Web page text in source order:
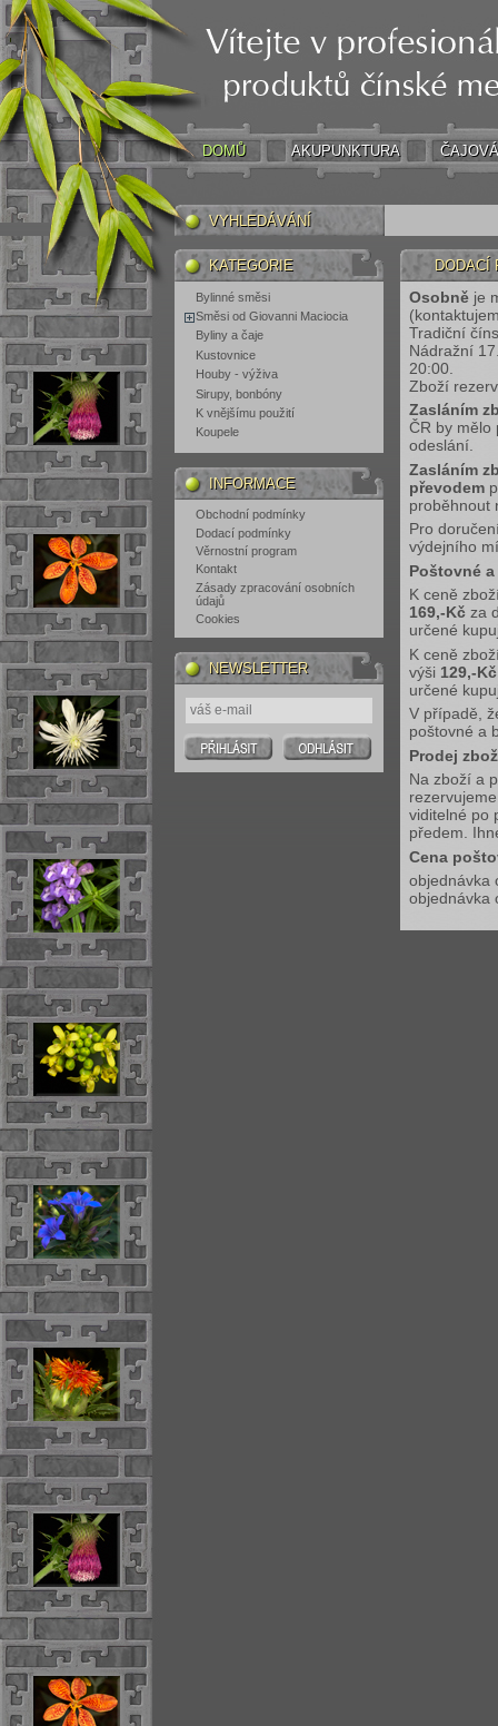
DOMŮ AKUPUNKTURA
VYHLEDÁVÁNÍ
KATEGORIE
Bylinné směsi
Směsi od Giovanni Maciocia
Byliny a čaje
Kustovnice
Houby - výživa
Sirupy, bonbóny
K vnějšímu použití
Koupele
INFORMACE
Obchodní podmínky
Dodací podmínky
Věrnostní program
Kontakt
Zásady zpracování osobních
údajů
Cookies
NEWSLETTER
DODACÍ
Osobněje
Tradiční
Nádražní
20:00.
Zboží
Zasláním
ČR by mělo
odeslání.
Zasláním
převodem
proběhnout
Pro
výdejního
Poštovné
K ceně
169,-Kč za
určené
K ceně
výši 129,-Kč
určené
V případě,
poštovné a
Prodej
Na zboží a
viditelné po
předem.
Cena
objednávka
objednávka